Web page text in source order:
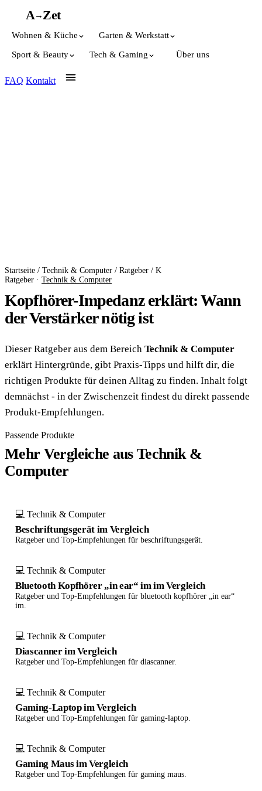
A→Zet
Wohnen & Küche Garten & Werkstatt
Sport & Beauty Tech & Gaming Über uns
FAQ Kontakt
Startseite / Technik & Computer / Ratgeber / K
Ratgeber · Technik & Computer
Kopfhörer-Impedanz erklärt: Wann
der Verstärker nötig ist
Dieser Ratgeber aus dem Bereich Technik & Computer
erklärt Hintergründe, gibt Praxis-Tipps und hilft dir, die
richtigen Produkte für deinen Alltag zu finden. Inhalt folgt
demnächst - in der Zwischenzeit findest du direkt passende
Produkt-Empfehlungen.
Passende Produkte
Mehr Vergleiche aus Technik &
Computer
💻 Technik & Computer
Beschriftungsgerät im Vergleich
Ratgeber und Top-Empfehlungen für beschriftungsgerät.
💻 Technik & Computer
Bluetooth Kopfhörer „in ear“ im im Vergleich
Ratgeber und Top-Empfehlungen für bluetooth kopfhörer „in ear“
im.
💻 Technik & Computer
Diascanner im Vergleich
Ratgeber und Top-Empfehlungen für diascanner.
💻 Technik & Computer
Gaming-Laptop im Vergleich
Ratgeber und Top-Empfehlungen für gaming-laptop.
💻 Technik & Computer
Gaming Maus im Vergleich
Ratgeber und Top-Empfehlungen für gaming maus.